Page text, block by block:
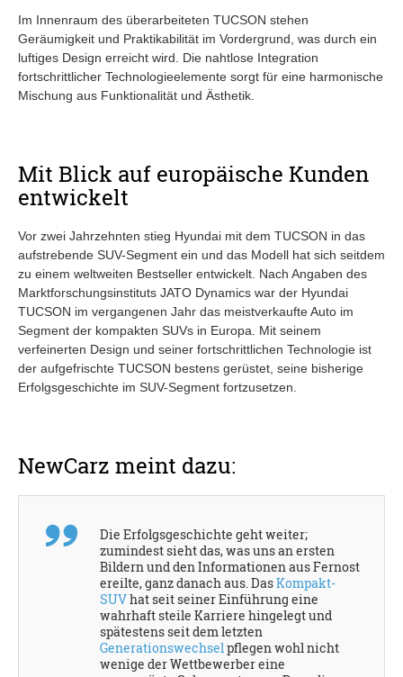
Im Innenraum des überarbeiteten TUCSON stehen
Geräumigkeit und Praktikabilität im Vordergrund, was durch ein
luftiges Design erreicht wird. Die nahtlose Integration
fortschrittlicher Technologieelemente sorgt für eine harmonische
Mischung aus Funktionalität und Ästhetik.
Mit Blick auf europäische Kunden
entwickelt
Vor zwei Jahrzehnten stieg Hyundai mit dem TUCSON in das
aufstrebende SUV-Segment ein und das Modell hat sich seitdem
zu einem weltweiten Bestseller entwickelt. Nach Angaben des
Marktforschungsinstituts JATO Dynamics war der Hyundai
TUCSON im vergangenen Jahr das meistverkaufte Auto im
Segment der kompakten SUVs in Europa. Mit seinem
verfeinerten Design und seiner fortschrittlichen Technologie ist
der aufgefrischte TUCSON bestens gerüstet, seine bisherige
Erfolgsgeschichte im SUV-Segment fortzusetzen.
NewCarz meint dazu:
Die Erfolgsgeschichte geht weiter;
zumindest sieht das, was uns an ersten
Bildern und den Informationen aus Fernost
ereilte, ganz danach aus. DasKompakt-
SUVhat seit seiner Einführung eine
wahrhaft steile Karriere hingelegt und
spätestens seit dem letzten
Generationswechselpflegen wohl nicht
wenige der Wettbewerber eine